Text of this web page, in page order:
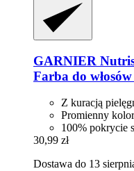
GARNIER
Farba do
Z kuracją
Promienny kolor
100% pokrycie
30,99 zł
Dostawa do 13